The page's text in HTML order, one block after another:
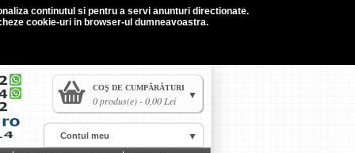
continutul si pentru a servi anunturi directionate.
cookie-uri in browser-ul dumneavoastra.
COŞ DE CUMPĂRĂTURI
0 produs(e) - 0,00 Lei
Contul meu